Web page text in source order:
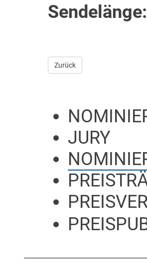
Sendelänge:
Zurück
JURY